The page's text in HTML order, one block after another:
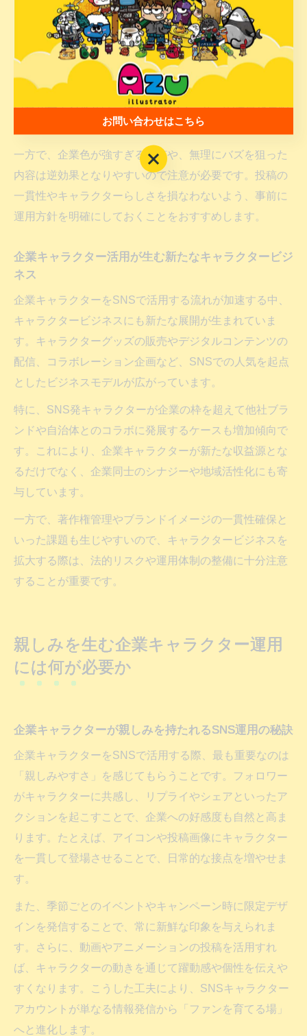
さらに、投稿内容に遊び心やサプライズ要素を加えるこ
とで、拡散されやすいコンテンツになります。例えば、
キャラクターが季節のイベントに合わせてコスプレを披
露したり、ユーザーから寄せられた質問にキャラクター
自身が答える形式は、多くのSNSユーザーの注目を集め
一方で、企業色が強すぎる投稿や、無理にバズを狙った
内容は逆効果となりやすいので注意が必要です。投稿の
一貫性やキャラクターらしさを損なわないよう、事前に
運用方針を明確にしておくことをおすすめします。
企業キャラクター活用が生む新たなキャラクタービジ
ネス
企業キャラクターをSNSで活用する流れが加速する中、
キャラクタービジネスにも新たな展開が生まれていま
す。キャラクターグッズの販売やデジタルコンテンツの
配信、コラボレーション企画など、SNSでの人気を起点
としたビジネスモデルが広がっています。
特に、SNS発キャラクターが企業の枠を超えて他社ブラ
ンドや自治体とのコラボに発展するケースも増加傾向で
す。これにより、企業キャラクターが新たな収益源とな
るだけでなく、企業同士のシナジーや地域活性化にも寄
与しています。
一方で、著作権管理やブランドイメージの一貫性確保と
いった課題も生じやすいので、キャラクタービジネスを
拡大する際は、法的リスクや運用体制の整備に十分注意
することが重要です。
親しみを生む企業キャラクター運用
には何が必要か
企業キャラクターが親しみを持たれるSNS運用の秘訣
企業キャラクターをSNSで活用する際、最も重要なのは
「親しみやすさ」を感じてもらうことです。フォロワー
がキャラクターに共感し、リプライやシェアといったア
クションを起こすことで、企業への好感度も自然と高ま
ります。たとえば、アイコンや投稿画像にキャラクター
を一貫して登場させることで、日常的な接点を増やせま
す。
また、季節ごとのイベントやキャンペーン時に限定デザ
インを発信することで、常に新鮮な印象を与えられま
す。さらに、動画やアニメーションの投稿を活用すれ
ば、キャラクターの動きを通じて躍動感や個性を伝えや
すくなります。こうした工夫により、SNSキャラクター
アカウントが単なる情報発信から「ファンを育てる場」
へと進化します。
お問い合わせはこちら
お問い合わせはこちら